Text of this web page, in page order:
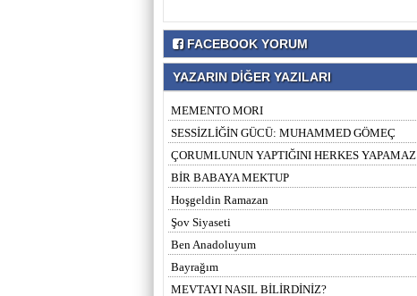
FACEBOOK YORUM
YAZARIN DİĞER YAZILARI
MEMENTO MORI
SESSİZLİĞİN GÜCÜ: MUHAMMED GÖMEÇ
ÇORUMLUNUN YAPTIĞINI HERKES YAPAMAZ
BİR BABAYA MEKTUP
Hoşgeldin Ramazan
Şov Siyaseti
Ben Anadoluyum
Bayrağım
MEVTAYI NASIL BİLİRDİNİZ?